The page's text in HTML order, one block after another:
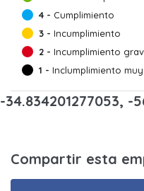
4 - Cumplimiento
3 - Incumplimiento
2 - Incumplimiento
1 - Inclumplimiento
-34.834201277053, -
Compartir esta